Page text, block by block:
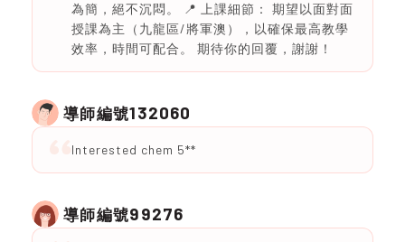
為簡，絕不沉悶。 📍 上課細節： 期望以面對面
授課為主（九龍區/將軍澳），以確保最高教學
效率，時間可配合。 期待你的回覆，謝謝！
導師編號132060
Interested chem 5**
導師編號99276